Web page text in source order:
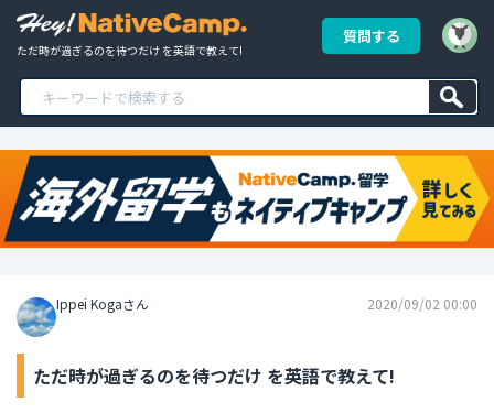
ただ時が過ぎるのを待つだけ を英語で教えて!
質問する
Ippei Kogaさん 2020/09/02 00:00
ただ時が過ぎるのを待つだけ を英語で教えて!